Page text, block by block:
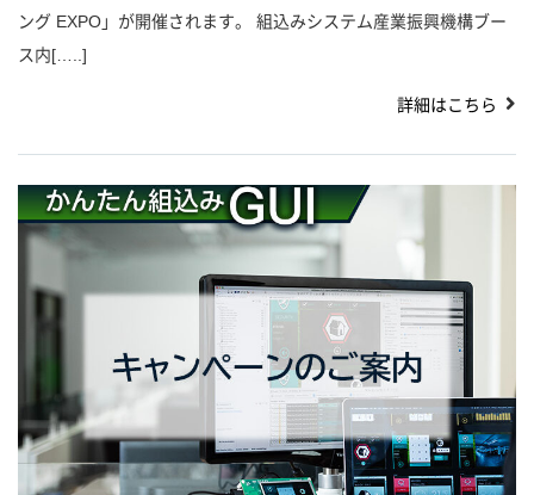
ング EXPO」が開催されます。 組込みシステム産業振興機構ブー
ス内[…..]
詳細はこちら